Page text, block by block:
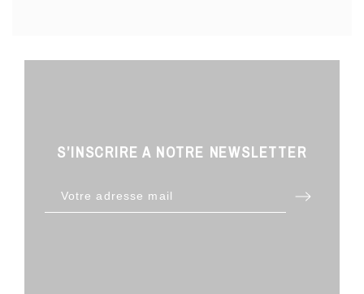
S’INSCRIRE A NOTRE NEWSLETTER